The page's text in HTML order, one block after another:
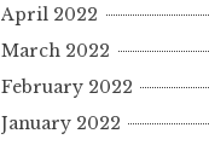
April 2022
March 2022
February 2022
January 2022